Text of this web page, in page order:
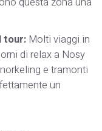
tour: Molti viaggi in
di relax a Nosy
e tramonti
un